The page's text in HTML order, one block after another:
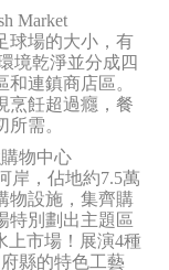
Market
球場的大小，有
境乾淨並分成四
連鎮商店區。
烹飪超過癮，餐
需。
物中心
岸，佔地約7.5萬
物設施，集齊購
特別劃出主題區
上市場！展演4種
縣的特色工藝